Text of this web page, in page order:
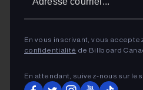
En vous inscrivant, vous
confidentialité de Billboard
En attendant, suivez‑nous sur